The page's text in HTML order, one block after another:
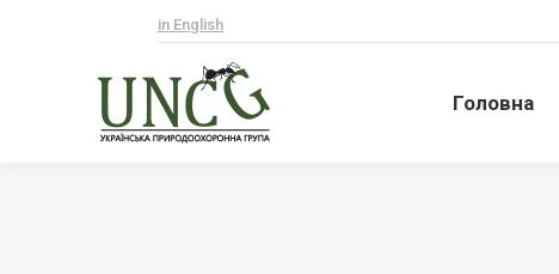
in English
Головна
Головна